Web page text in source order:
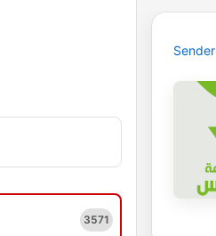
3571
Sender